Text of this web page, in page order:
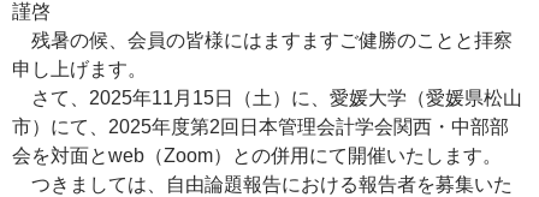
謹啓
残暑の候、会員の皆様にはますますご健勝のことと拝察
申し上げます。
さて、2025年11月15日（土）に、愛媛大学（愛媛県松山
市）にて、2025年度第2回日本管理会計学会関西・中部部
会を対面とweb（Zoom）との併用にて開催いたします。
つきましては、自由論題報告における報告者を募集いた